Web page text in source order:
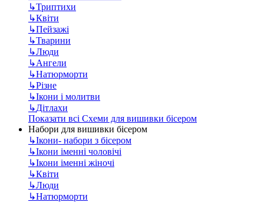
↳Триптихи
↳Квіти
↳Пейзажі
↳Тварини
↳Люди
↳Ангели
↳Натюрморти
↳Різне
↳Ікони і молитви
↳Дітлахи
Показати всі Схеми для вишивки бісером
Набори для вишивки бісером
↳Ікони- набори з бісером
↳Ікони іменні чоловічі
↳Ікони іменні жіночі
↳Квіти
↳Люди
↳Натюрморти